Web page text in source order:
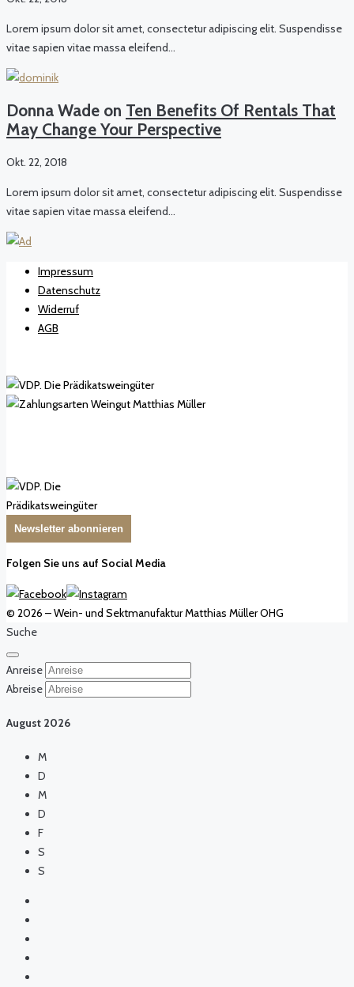
Lorem ipsum dolor sit amet, consectetur adipiscing elit. Suspendisse
vitae sapien vitae massa eleifend…
Donna Wade on Ten Benefits Of Rentals That
May Change Your Perspective
Okt. 22, 2018
Lorem ipsum dolor sit amet, consectetur adipiscing elit. Suspendisse
vitae sapien vitae massa eleifend…
Impressum
Datenschutz
Widerruf
AGB
Newsletter abonnieren
Folgen Sie uns auf Social Media
© 2026 – Wein- und Sektmanufaktur Matthias Müller OHG
Suche
Anreise
Abreise
August 2026
M
D
M
D
F
S
S